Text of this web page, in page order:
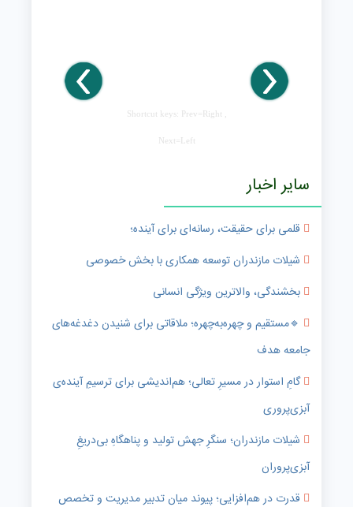
Shortcut keys: Prev=Right ,
Next=Left
سایر اخبار
قلمی برای حقیقت، رسانه‌ای برای آینده؛
شیلات مازندران توسعه همکاری با بخش خصوصی
بخشندگی، والاترین ویژگی انسانی
🔹️مستقیم و چهره‌به‌چهره؛ ملاقاتی برای شنیدن دغدغه‌های
جامعه هدف
گامِ استوار در مسیرِ تعالی؛ هم‌اندیشی برای ترسیمِ آینده‌ی
آبزی‌پروری
شیلات مازندران؛ سنگرِ جهش تولید و پناهگاهِ بی‌دریغِ
آبزی‌پروران
قدرت در هم‌افزایی؛ پیوند میان تدبیر مدیریت و تخصص